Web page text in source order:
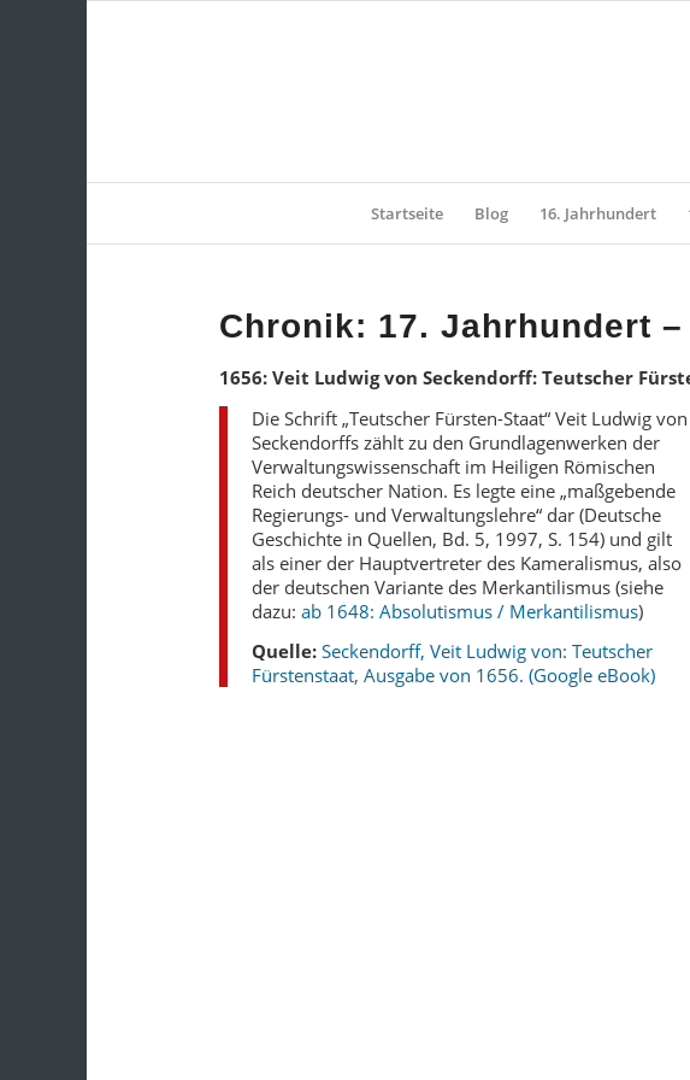
Startseite Blog 16. Jahrhundert
Chronik: 17. Jahrhundert –
1656: Veit Ludwig von Seckendorff: Teutscher
Die Schrift „Teutscher Fürsten-Staat“ Veit Ludwig von
Seckendorffs zählt zu den Grundlagenwerken der
Verwaltungswissenschaft im Heiligen Römischen
Reich deutscher Nation. Es legte eine „maßgebende
Regierungs- und Verwaltungslehre“ dar (Deutsche
Geschichte in Quellen, Bd. 5, 1997, S. 154) und gilt
als einer der Hauptvertreter des Kameralismus, also
der deutschen Variante des Merkantilismus (siehe
dazu: ab 1648: Absolutismus / Merkantilismus)
Quelle: Seckendorff, Veit Ludwig von: Teutscher
Fürstenstaat, Ausgabe von 1656. (Google eBook)